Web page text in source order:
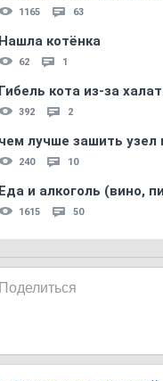
1165 63
Нашла котёнка
62 1
Гибель кота из-за
392 2
чем лучше зашить узел
240 10
Еда и алкоголь (вино,
1615 50
Поделиться